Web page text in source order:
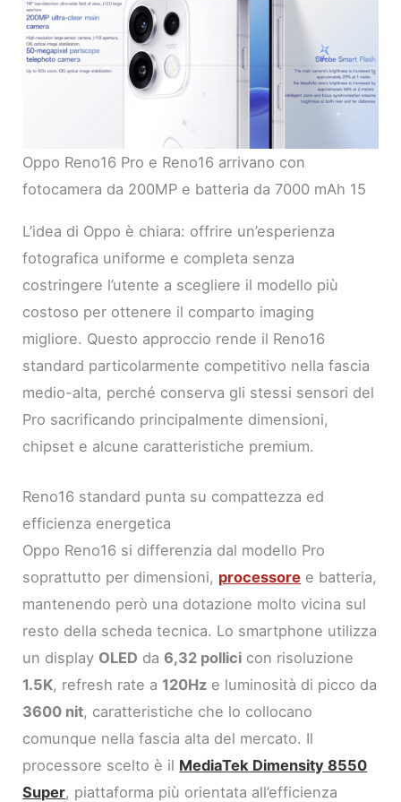
Oppo Reno16 Pro e Reno16 arrivano con
fotocamera da 200MP e batteria da 7000 mAh 15
L’idea di Oppo è chiara: offrire un’esperienza
fotografica uniforme e completa senza
costringere l’utente a scegliere il modello più
costoso per ottenere il comparto imaging
migliore. Questo approccio rende il Reno16
standard particolarmente competitivo nella fascia
medio-alta, perché conserva gli stessi sensori del
Pro sacrificando principalmente dimensioni,
chipset e alcune caratteristiche premium.
Reno16 standard punta su compattezza ed
efficienza energetica
Oppo Reno16 si differenzia dal modello Pro
soprattutto per dimensioni, processore e batteria,
mantenendo però una dotazione molto vicina sul
resto della scheda tecnica. Lo smartphone utilizza
un display OLED da6,32 pollici con risoluzione
1.5K, refresh rate a 120Hz e luminosità di picco da
3600 nit, caratteristiche che lo collocano
comunque nella fascia alta del mercato. Il
processore scelto è il MediaTek Dimensity 8550
Super, piattaforma più orientata all’efficienza